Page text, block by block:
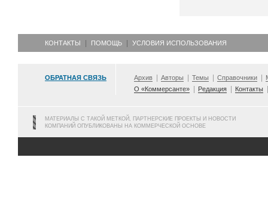
КОНТАКТЫ ПОМОЩЬ УСЛОВИЯ ИСПОЛЬЗОВАНИЯ
ОБРАТНАЯ СВЯЗЬ Архив Авторы Темы Справочники
О «Коммерсанте»
Редакция Контакты
МАТЕРИАЛЫ С ТАКОЙ МЕТКОЙ, ПАРТНЕРСКИЕ ПРОЕКТЫ И НОВОСТИ
КОМПАНИЙ ОПУБЛИКОВАНЫ НА КОММЕРЧЕСКОЙ ОСНОВЕ